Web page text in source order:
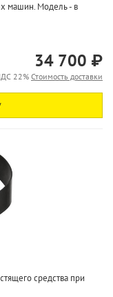
машин. Модель - в
34 700 ₽
22% Стоимость доставки
средства при